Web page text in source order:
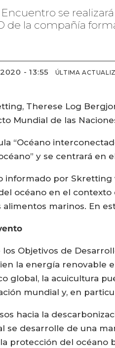
Encuentro se
de la compañía
- 13:55 ÚLTIMA
Therese Log
Mundial de las
“Océano
y se centrará en
informado por
océano en el
marinos. En
Objetivos de
la energía renovable
global, la acuicultura
mundial y, en
hacia la
se desarrolle de una
protección del océano